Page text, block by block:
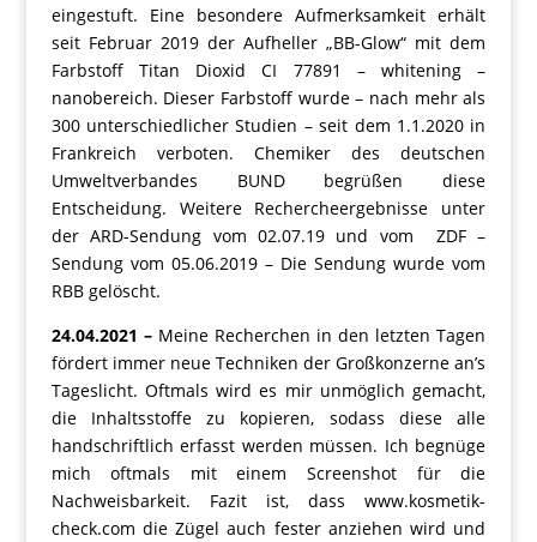
eingestuft. Eine besondere Aufmerksamkeit erhält
seit Februar 2019 der Aufheller „BB-Glow“ mit dem
Farbstoff Titan Dioxid CI 77891 – whitening –
nanobereich. Dieser Farbstoff wurde – nach mehr als
300 unterschiedlicher Studien – seit dem 1.1.2020 in
Frankreich verboten. Chemiker des deutschen
Umweltverbandes BUND begrüßen diese
Entscheidung. Weitere Rechercheergebnisse unter
der ARD-Sendung vom 02.07.19 und vom ZDF –
Sendung vom 05.06.2019 – Die Sendung wurde vom
RBB gelöscht.
24.04.2021 –Meine Recherchen in den letzten Tagen
fördert immer neue Techniken der Großkonzerne an’s
Tageslicht. Oftmals wird es mir unmöglich gemacht,
die Inhaltsstoffe zu kopieren, sodass diese alle
handschriftlich erfasst werden müssen. Ich begnüge
mich oftmals mit einem Screenshot für die
Nachweisbarkeit. Fazit ist, dass www.kosmetik-
check.com die Zügel auch fester anziehen wird und